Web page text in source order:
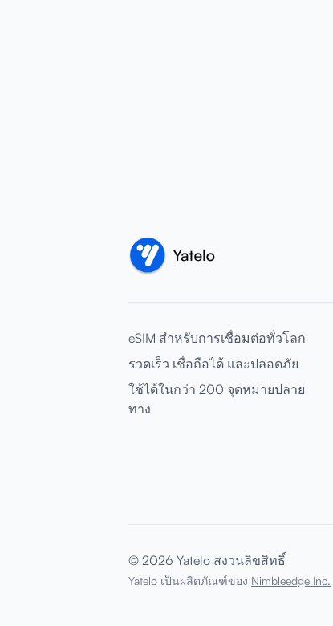
eSIM สำหรับการเชื่อมต่อทั่วโลก
รวดเร็ว เชื่อถือได้ และปลอดภัย
ใช้ได้ในกว่า 200 จุดหมายปลาย
ทาง
© 2026 Yatelo สงวนลิขสิทธิ์
Yatelo เป็นผลิตภัณฑ์ของ Nimbleedge Inc.